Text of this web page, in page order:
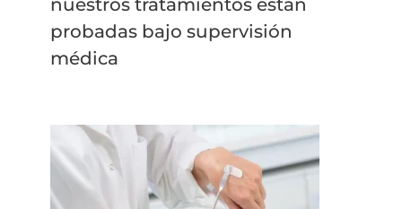
probadas bajo supervisión
médica